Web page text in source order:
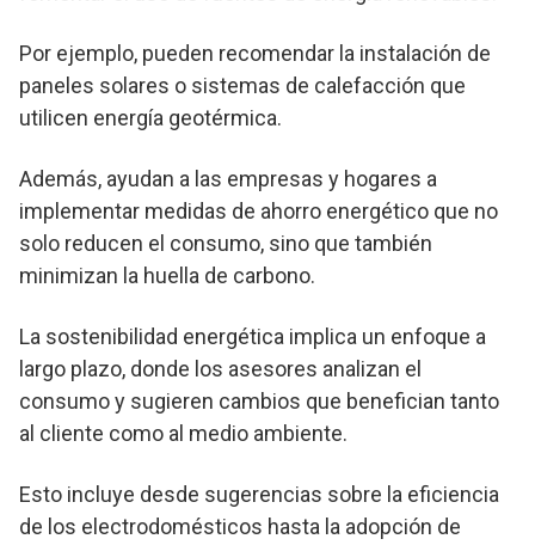
Por ejemplo, pueden recomendar la instalación de
paneles solares o sistemas de calefacción que
utilicen energía geotérmica.
Además, ayudan a las empresas y hogares a
implementar medidas de ahorro energético que no
solo reducen el consumo, sino que también
minimizan la huella de carbono.
La sostenibilidad energética implica un enfoque a
largo plazo, donde los asesores analizan el
consumo y sugieren cambios que benefician tanto
al cliente como al medio ambiente.
Esto incluye desde sugerencias sobre la eficiencia
de los electrodomésticos hasta la adopción de